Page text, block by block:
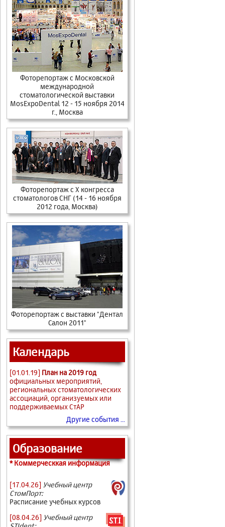
Фоторепортаж c Московской
международной
стоматологической выставки
MosExpoDental 12 - 15 ноября 2014
г., Москва
Фоторепортаж с X конгресса
стоматологов СНГ (14 - 16 ноября
2012 года, Москва)
Фоторепортаж с выставки "Дентал
Салон 2011"
Календарь
[01.01.19] План на 2019 год
официальных мероприятий,
региональных стоматологических
ассоциаций, организуемых или
поддерживаемых СтАР
Другие события ...
Образование
* Коммерческкая информация
[17.04.26] Учебный центр
СтомПорт:
Расписание учебных курсов
[08.04.26] Учебный центр